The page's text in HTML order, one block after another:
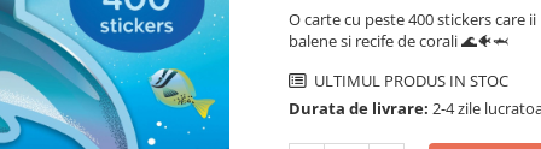
O carte cu peste 400 stickers
balene si recife de corali 🌊🐠🦈
ULTIMUL PRODUS IN STOC
Durata de livrare: 2-4 zile